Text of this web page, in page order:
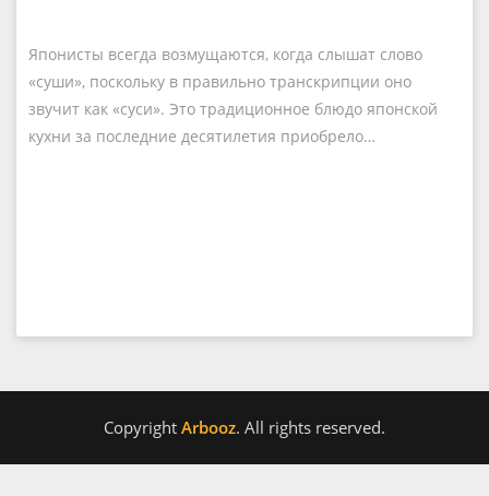
Японисты всегда возмущаются, когда слышат слово
«суши», поскольку в правильно транскрипции оно
звучит как «суси». Это традиционное блюдо японской
кухни за последние десятилетия приобрело…
Copyright Arbooz. All rights reserved.